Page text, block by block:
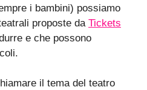
i bambini) possiamo
proposte da Tickets
e che possono
il tema del teatro